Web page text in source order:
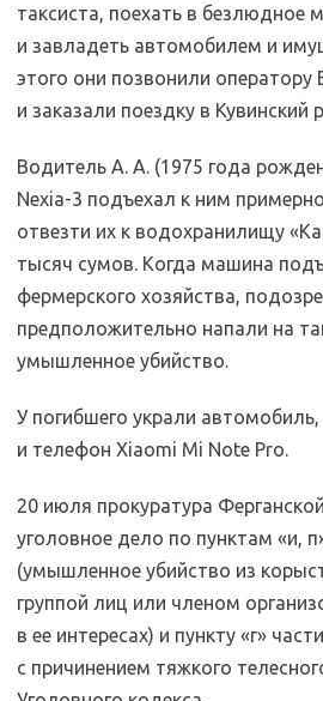
таксиста, поехать в безлюдное
и завладеть автомобилем и
этого они позвонили оператору
и заказали поездку в Кувинский
Водитель А. А. (1975 года
Nexia-3 подъехал к ним
отвезти их к водохранилищу
тысяч сумов. Когда машина
фермерского хозяйства,
предположительно напали на
умышленное убийство.
У погибшего украли
и телефон Xiaomi Mi Note Pro.
20 июля прокуратура
уголовное дело по пунктам «и,
(умышленное убийство из
группой лиц или членом
в ее интересах) и пункту «г»
с причинением тяжкого